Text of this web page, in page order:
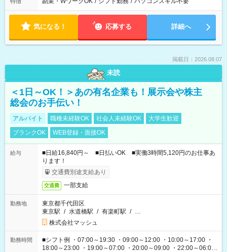
気になる！ 応募する 詳細へ
掲載日：2026.08.07
未読
＜1日～OK！＞あの有名企業も！展示会や株主
総会のお手伝い！
アルバイト 職種未経験OK 社会人未経験OK
大学生歓迎
ブランクOK
WEB登録・面接OK
給与
■日給16,840円～ ■日払いOK ■実働3時間5,120円のお仕事あ
ります！
交通費別途支給あり
交通費 一部支給
勤務地
東京都千代田区
東京駅 / 水道橋駅 / 有楽町駅 / …
株式会社マッシュ
勤務時間
■シフト例 ・07:00～19:30 ・09:00～12:00 ・10:00～17:00 ・
18:00～23:00 ・19:00～07:00 ・20:00～09:00 ・22:00～06:00